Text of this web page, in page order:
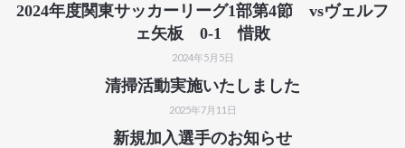
2024年度関東サッカーリーグ1部第4節 vsヴェルフ
ェ矢板 0-1 惜敗
2024年5月5日
清掃活動実施いたしました
2025年7月11日
新規加入選手のお知らせ